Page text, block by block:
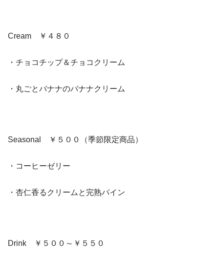
Cream ￥４８０
・チョコチップ＆チョコクリーム
・丸ごとバナナのバナナクリーム
Seasonal ￥５００（季節限定商品）
・コーヒーゼリー
・杏仁香るクリームと完熟パイン
Drink ￥５００～￥５５０